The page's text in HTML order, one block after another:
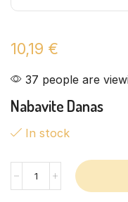
10,19 €
37 people are
Nabavite Danas
In stock